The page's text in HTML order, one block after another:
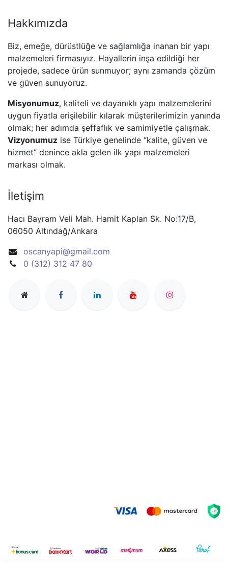
Hakkımızda
Biz, emeğe, dürüstlüğe ve sağlamlığa inanan bir yapı
malzemeleri firmasıyız. Hayallerin inşa edildiği her
projede, sadece ürün sunmuyor; aynı zamanda çözüm
ve güven sunuyoruz.
Misyonumuz, kaliteli ve dayanıklı yapı malzemelerini
uygun fiyatla erişilebilir kılarak müşterilerimizin yanında
olmak; her adımda şeffaflık ve samimiyetle çalışmak.
Vizyonumuz ise Türkiye genelinde “kalite, güven ve
hizmet” denince akla gelen ilk yapı malzemeleri
markası olmak.
İletişim
Hacı Bayram Veli Mah. Hamit Kaplan Sk. No:17/B,
06050 Altındağ/Ankara
oscanyapi@gmail.com
0 (312) 312 47 80